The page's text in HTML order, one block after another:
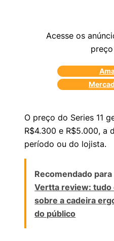
Acesse os
O preço do Series 11
R$4.300 e R$5.000, a
período ou do lojista.
Recomendado
Vertta review: tudo
sobre a cadeira
do público